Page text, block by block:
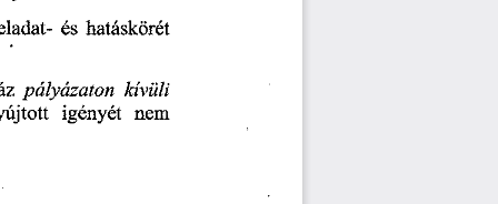
és hatáskörét
pályázaton kívüli
igényét nem